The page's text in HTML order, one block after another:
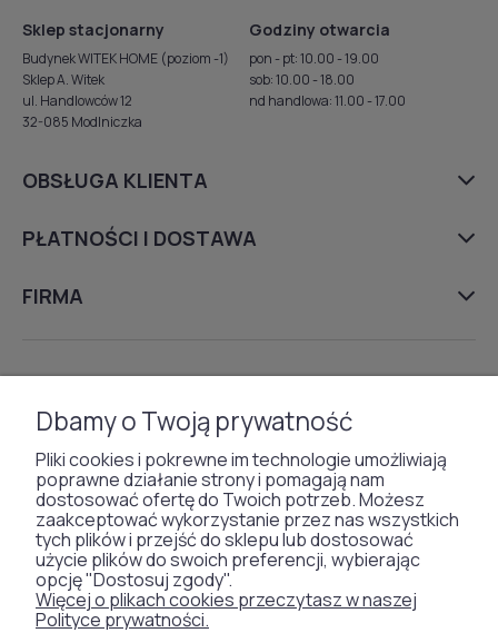
Sklep stacjonarny
Budynek WITEK HOME (poziom -1)
Sklep A. Witek
ul. Handlowców 12
32-085 Modlniczka
Godziny otwarcia
pon - pt: 10.00 - 19.00
sob: 10.00 - 18.00
nd handlowa: 11.00 - 17.00
OBSŁUGA KLIENTA
PŁATNOŚCI I DOSTAWA
FIRMA
TAPETY
SZTUCZNA TRAWA
WYKŁADZINY DYWANOWE
Dbamy o Twoją prywatność
Pliki cookies i pokrewne im technologie umożliwiają
poprawne działanie strony i pomagają nam
dostosować ofertę do Twoich potrzeb. Możesz
zaakceptować wykorzystanie przez nas wszystkich
tych plików i przejść do sklepu lub dostosować
użycie plików do swoich preferencji, wybierając
opcję "Dostosuj zgody".
Więcej o plikach cookies przeczytasz w naszej
Polityce prywatności.